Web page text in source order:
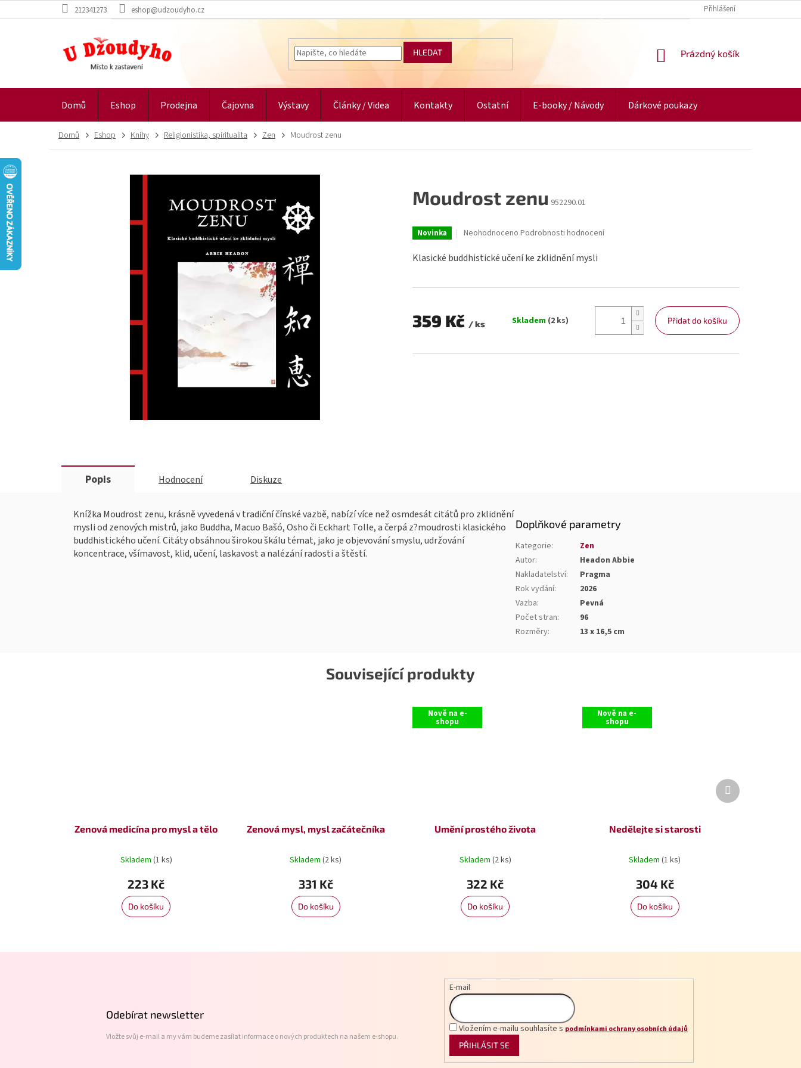
na
212341273 eshop@udzoudyho.cz Přihlášení
HLEDAT
NÁKUPNÍ
Prázdný košík
Domů Eshop Prodejna Čajovna Výstavy Články / Videa Kontakty Ostatní E-booky / Návody Dárkové poukazy
Domů Eshop Knihy Religionistika, spiritualita Zen Moudrost zenu
Klasické buddhistické učení ke zklidnění mysli
359 Kč / ks
Skladem (2 ks) Přidat do košíku
Moudrost zenu 952290.01
Novinka
Průměrné
produktu
z
Neohodnoceno Podrobnosti hodnocení
Související produkty
Zenová medicína pro mysl a tělo
Skladem (1 ks)
223 Kč
Do košíku
Zenová mysl, mysl začátečníka
Skladem(2 ks)
331 Kč
Do košíku
Nově na e-
shopu
Umění prostého života
Skladem (2 ks)
322 Kč
Do košíku
Nově na e-
shopu
Nedělejte si starosti
Skladem(1 ks)
304 Kč
Do košíku
Další
produkt
Popis Hodnocení Diskuze
Knížka Moudrost zenu, krásně vyvedená v tradiční čínské vazbě, nabízí více než osmdesát citátů pro zklidnění
mysli od zenových mistrů, jako Buddha, Macuo Bašó, Osho či Eckhart Tolle, a čerpá z?moudrosti klasického
buddhistického učení. Citáty obsáhnou širokou škálu témat, jako je objevování smyslu, udržování
koncentrace, všímavost, klid, učení, laskavost a nalézání radosti a štěstí.
Doplňkové parametry
Kategorie:
Zen
Autor:
Headon Abbie
Nakladatelství:
Pragma
Rok vydání:
2026
Vazba:
Pevná
Počet stran:
96
Rozměry: 13 x 16,5 cm
Odebírat newsletter
Vložte svůj e-mail a my vám budeme zasílat informace o nových produktech na našem e-shopu.
E-mail
Vložením e-mailu souhlasíte s podmínkami ochrany osobních údajů
PŘIHLÁSIT SE